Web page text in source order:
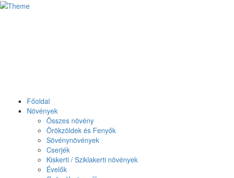
Főoldal
Növények
Összes növény
Örökzöldek és Fenyők
Sövénynövények
Cserjék
Kiskerti / Sziklakerti növények
Évelők